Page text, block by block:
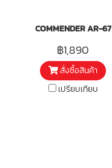
COMMENDER AR-67
฿1,890
สั่งซื้อสินค้า
เปรียบเทียบ